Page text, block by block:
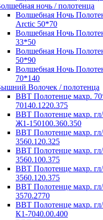
ночь / полотенца
Волшебная Ночь
Arctic 50*70
Волшебная Ночь
33*50
Волшебная Ночь
50*90
Волшебная Ночь
70*140
Волочек / полотенца
ВВТ Полотенце махр.
70140.1220.375
ВВТ Полотенце махр.
Ж1-150100.360.350
ВВТ Полотенце махр.
3560.120.325
ВВТ Полотенце махр.
3560.100.375
ВВТ Полотенце махр.
3560.120.375
ВВТ Полотенце махр.
3570.2770
ВВТ Полотенце махр.
К1-7040.00.400